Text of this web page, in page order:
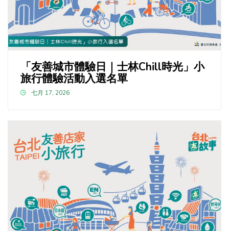
「友善城市體驗日｜士林Chill時光」小
旅行體驗活動入選名單
七月 17, 2026